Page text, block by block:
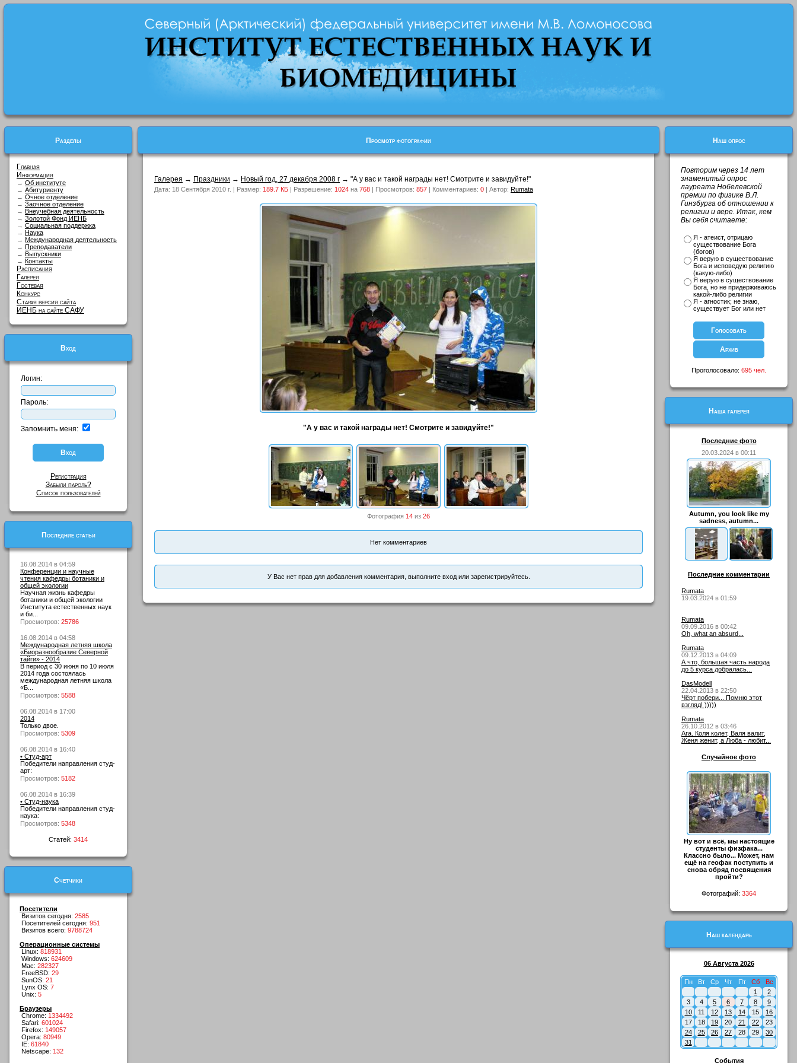
Разделы
Главная
Информация
→ Об институте
→ Абитуриенту
→ Очное отделение
→ Заочное отделение
→ Внеучебная деятельность
→ Золотой Фонд ИЕНБ
→ Социальная поддержка
→ Наука
→ Международная деятельность
→ Преподаватели
→ Выпускники
→ Контакты
Расписания
Галерея
Гостевая
Конкурс
Старая версия сайта
ИЕНБ на сайте САФУ
Вход
Логин:
Пароль:
Запомнить меня:
Регистрация
Забыли пароль?
Список пользователей
Последние статьи
16.08.2014 в 04:59
Конференции и научные
чтения кафедры ботаники и
общей экологии
Научная жизнь кафедры
ботаники и общей экологии
Института естественных наук
и би...
Просмотров: 25786
16.08.2014 в 04:58
Международная летняя школа
«Биоразнообразие Северной
тайги» - 2014
В период с 30 июня по 10 июля
2014 года состоялась
международная летняя школа
«Б...
Просмотров: 5588
06.08.2014 в 17:00
2014
Только двое.
Просмотров: 5309
06.08.2014 в 16:40
• Студ-арт
Победители направления студ-
арт:
Просмотров: 5182
06.08.2014 в 16:39
• Студ-наука
Победители направления студ-
наука:
Просмотров: 5348
Статей: 3414
Счетчики
Посетители
Визитов сегодня: 2585
Посетителей сегодня: 951
Визитов всего: 9788724
Операционные системы
Linux: 818931
Windows: 624609
Mac: 282327
FreeBSD: 29
SunOS: 21
Lynx OS: 7
Unix: 5
Браузеры
Chrome: 1334492
Safari: 601024
Firefox: 149057
Opera: 80949
IE: 61840
Netscape: 132
Просмотр фотографии
Галерея → Праздники → Новый год, 27 декабря 2008 г → "А у вас и такой награды нет! Смотрите и завидуйте!"
Дата: 18 Сентября 2010 г. | Размер: 189.7 КБ | Разрешение: 1024 на 768 | Просмотров: 857 | Комментариев: 0 | Автор: Rumata
"А у вас и такой награды нет! Смотрите и завидуйте!"
Фотография 14 из 26
Нет комментариев
У Вас нет прав для добавления комментария, выполните вход или зарегистрируйтесь.
Наш опрос
Повторим через 14 лет
знаменитый опрос
лауреата Нобелевской
премии по физике В.Л.
Гинзбурга об отношении к
религии и вере. Итак, кем
Вы себя считаете:
Я - атеист, отрицаю
существование Бога
(богов)
Я верую в существование
Бога и исповедую религию
(какую-либо)
Я верую в существование
Бога, но не придерживаюсь
какой-либо религии
Я - агностик; не знаю,
существует Бог или нет
Проголосовало: 695 чел.
Наша галерея
Последние фото
20.03.2024 в 00:11
Autumn, you look like my
sadness, autumn...
Последние комментарии
Rumata
19.03.2024 в 01:59
Rumata
09.09.2016 в 00:42
Oh, what an absurd...
Rumata
09.12.2013 в 04:09
А что, большая часть народа
до 5 курса добралась...
DasModell
22.04.2013 в 22:50
Чёрт побери... Помню этот
взгляд! )))))
Rumata
26.10.2012 в 03:46
Ага. Коля колет, Валя валит,
Женя женит, а Люба - любит...
Случайное фото
Ну вот и всё, мы настоящие
студенты физфака...
Классно было... Может, нам
ещё на геофак поступить и
снова обряд посвящения
пройти?
Фотографий: 3364
Наш календарь
06 Августа 2026
Пн Вт Ср Чт Пт Сб
Вс
1
2
3
4 5 6 7 8
9
10
11 12 13 14 15
16
17
18 19 20 21 22
23
24
25 26 27 28 29
30
31
События